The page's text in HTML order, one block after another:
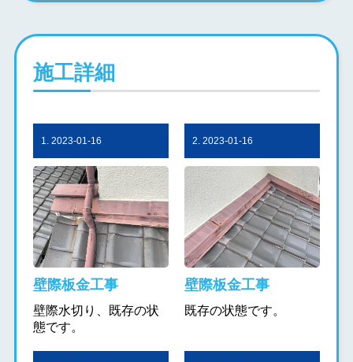
施工詳細
1. 2023-01-16
壁際板金工事
壁際水切り、既存の状
態です。
2. 2023-01-16
壁際板金工事
既存の状態です。